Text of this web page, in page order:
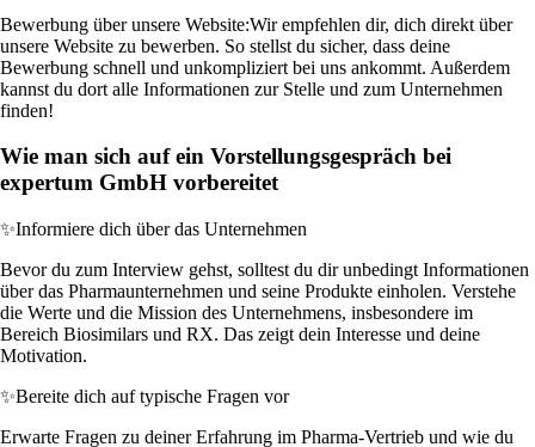
Bewerbung über unsere Website:Wir empfehlen dir, dich direkt über
unsere Website zu bewerben. So stellst du sicher, dass deine
Bewerbung schnell und unkompliziert bei uns ankommt. Außerdem
kannst du dort alle Informationen zur Stelle und zum Unternehmen
finden!
Wie man sich auf ein Vorstellungsgespräch bei
expertum GmbH vorbereitet
✨Informiere dich über das Unternehmen
Bevor du zum Interview gehst, solltest du dir unbedingt Informationen
über das Pharmaunternehmen und seine Produkte einholen. Verstehe
die Werte und die Mission des Unternehmens, insbesondere im
Bereich Biosimilars und RX. Das zeigt dein Interesse und deine
Motivation.
✨Bereite dich auf typische Fragen vor
Erwarte Fragen zu deiner Erfahrung im Pharma-Vertrieb und wie du